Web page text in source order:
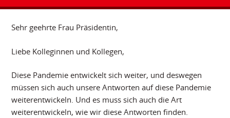
Sehr geehrte Frau Präsidentin,
Liebe Kolleginnen und Kollegen,
Diese Pandemie entwickelt sich weiter, und deswegen
müssen sich auch unsere Antworten auf diese Pandemie
weiterentwickeln. Und es muss sich auch die Art
weiterentwickeln, wie wir diese Antworten finden.